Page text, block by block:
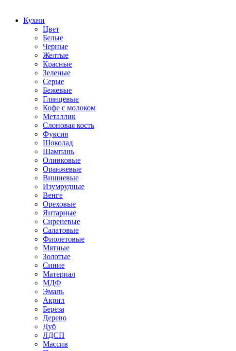
Кухни
Цвет
Белые
Черные
Желтые
Красные
Зеленые
Серые
Бежевые
Глянцевые
Кофе с молоком
Металлик
Слоновая кость
Фуксия
Шоколад
Шампань
Оливковые
Оранжевые
Вишневые
Изумрудные
Венге
Ореховые
Янтарные
Сиреневые
Салатовые
Фиолетовые
Мятные
Золотые
Синие
Материал
МДФ
Эмаль
Акрил
Береза
Дерево
Дуб
ЛДСП
Массив